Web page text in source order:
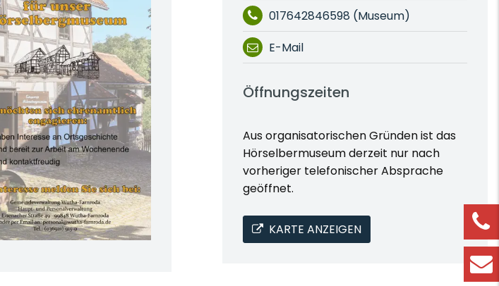
017642846598 (Museum)
E-Mail
Öffnungszeiten
Aus organisatorischen Gründen ist das
Hörselbermuseum derzeit nur nach
vorheriger telefonischer Absprache
geöffnet.
KARTE ANZEIGEN